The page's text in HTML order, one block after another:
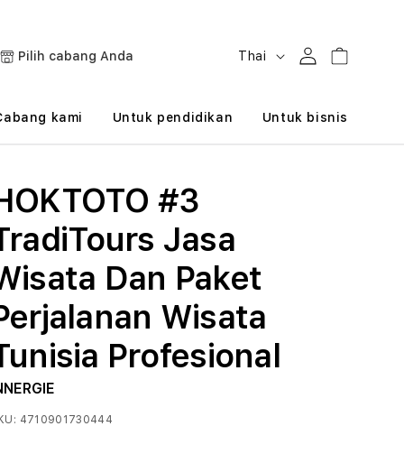
Pilih cabang Anda
B
h
Thai MasukKeranjang
kami Untuk pendidikan Untuk bisnis
#3
Jasa
Dan Paket
Wisata
Profesional
4710901730444